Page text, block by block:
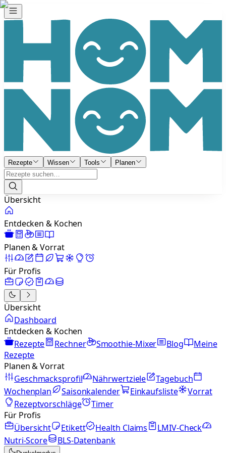
Rezepte Wissen Tools Planen
Übersicht
Entdecken & Kochen
Planen & Vorrat
Für Profis
Übersicht
Dashboard
Entdecken & Kochen
Rezepte
Rechner Smoothie-Mixer Blog
Meine
Rezepte
Planen & Vorrat
Geschmacksprofil
Nährwertziele
Tagebuch
Wochenplan
Saisonkalender Einkaufsliste
Vorrat
Rezeptvorschläge
Timer
Für Profis
Übersicht
Etikett Health Claims
LMIV-Check
Nutri-Score
BLS-Datenbank